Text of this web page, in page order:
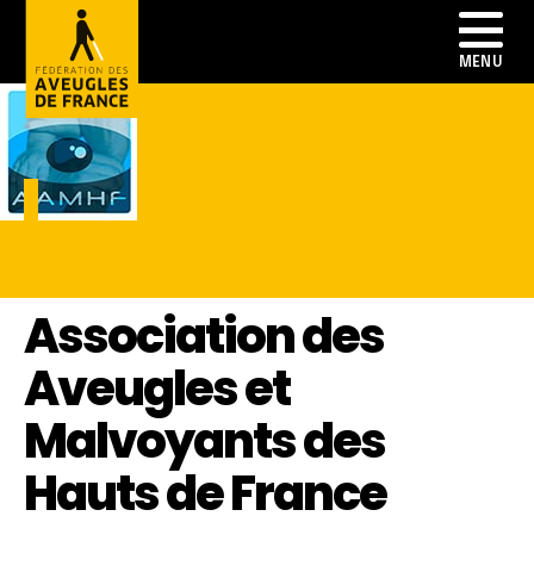
Association des
Aveugles et
Malvoyants des
Hauts de France